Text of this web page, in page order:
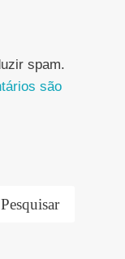
spam.
são
Pesquisar